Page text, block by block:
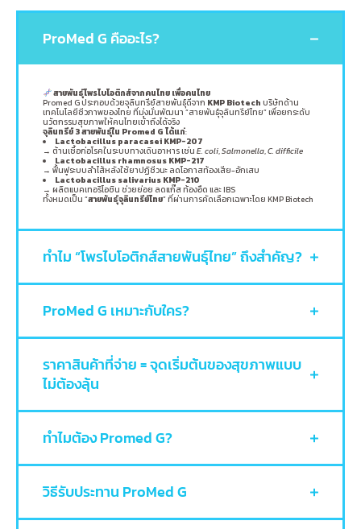
ProMed G คืออะไร?
สายพันธุ์โพรไบโอติกส์จากคนไทย เพื่อคนไทย
Promed G ประกอบด้วยจุลินทรีย์สายพันธุ์ดีจาก KMP Biotech บริษัทด้าน
เทคโนโลยีชีวภาพของไทย ที่มุ่งมั่นพัฒนา “สายพันธุ์จุลินทรีย์ไทย” เพื่อยกระดับ
นวัตกรรมสุขภาพให้คนไทยเข้าถึงได้จริง
จุลินทรีย์ 3สายพันธุ์ใน Promed G ได้แก่:
Lactobacillus paracasei KMP-207
→ ต้านเชื้อก่อโรคในระบบทางเดินอาหาร เช่น E. coli,Salmonella,C. difficile
Lactobacillus rhamnosus KMP-217
→ ฟื้นฟูระบบลำไส้หลังใช้ยาปฏิชีวนะ ลดโอกาสท้องเสีย-อักเสบ
Lactobacillus salivarius KMP-210
→ ผลิตแบคเทอริโอซิน ช่วยย่อย ลดแก๊ส ท้องอืด และ IBS
ทั้งหมดเป็น “สายพันธุ์จุลินทรีย์ไทย” ที่ผ่านการคัดเลือกเฉพาะโดย KMP Biotech
ทำไม “โพรไบโอติกส์สายพันธุ์ไทย” ถึงสำคัญ?
ProMed G เหมาะกับใคร?
ราคาสินค้าที่จ่าย = จุดเริ่มต้นของสุขภาพแบบ
ไม่ต้องลุ้น
ทำไมต้อง Promed G?
วิธีรับประทาน ProMed G